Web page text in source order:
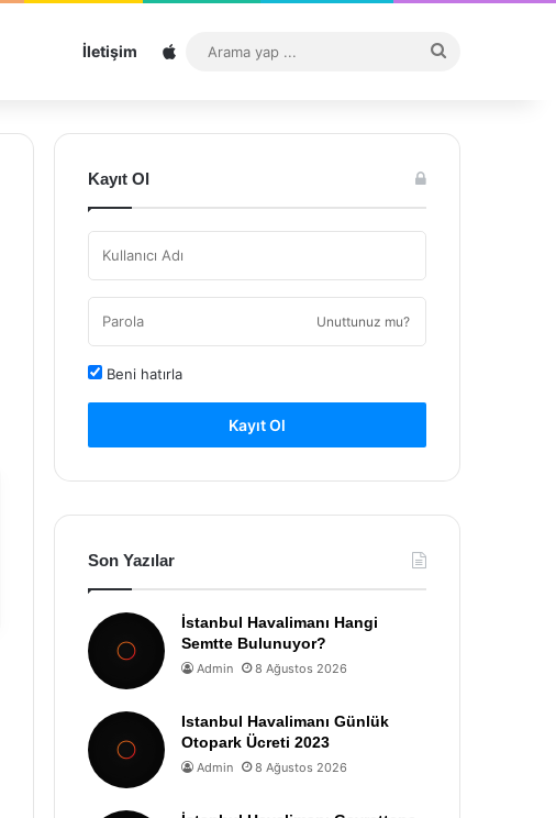
İletişim Sitemap
...
Kayıt Ol
Unuttunuz mu?
Beni hatırla
Kayıt Ol
Son Yazılar
İstanbul Havalimanı Hangi
Semtte Bulunuyor?
Admin 8 Ağustos 2026
Istanbul Havalimanı Günlük
Otopark Ücreti 2023
Admin 8 Ağustos 2026